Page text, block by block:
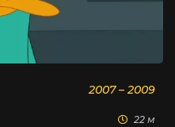
2007 – 2009
22 м